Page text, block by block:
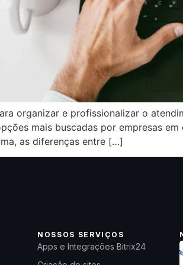
organizar e profissionalizar o
mais buscadas por empresas
as diferenças entre […]
NOSSOS SERVIÇOS
Apps e Integrações Bitrix24